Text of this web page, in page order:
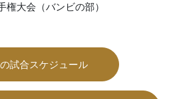
大会（バンビの部）
試合スケジュール